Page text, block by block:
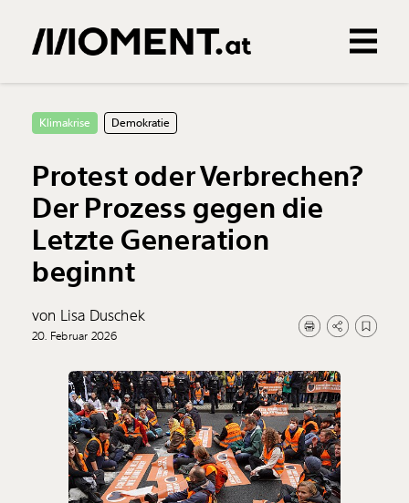
0Treffer
Klimakrise Demokratie
Protest oder Verbrechen?
Der Prozess gegen die
Letzte Generation
beginnt
von Lisa Duschek
20. Februar 2026